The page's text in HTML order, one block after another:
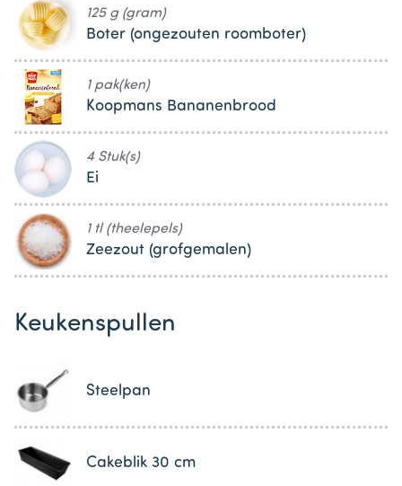
125 g (gram)
Boter (ongezouten roomboter)
1 pak(ken)
Koopmans Bananenbrood
4 Stuk(s)
Ei
1 tl (theelepels)
Zeezout (grofgemalen)
Keukenspullen
Steelpan
Cakeblik 30 cm